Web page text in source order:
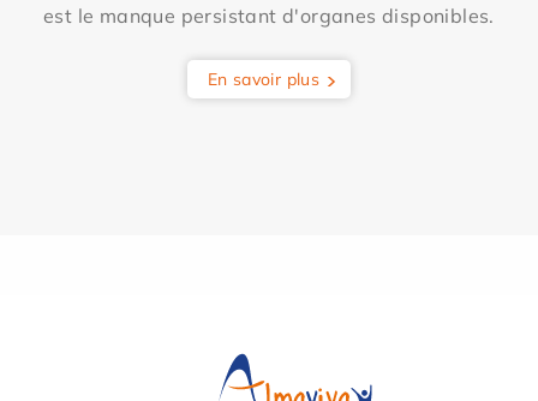
est le manque persistant d'organes disponibles.
En savoir plus